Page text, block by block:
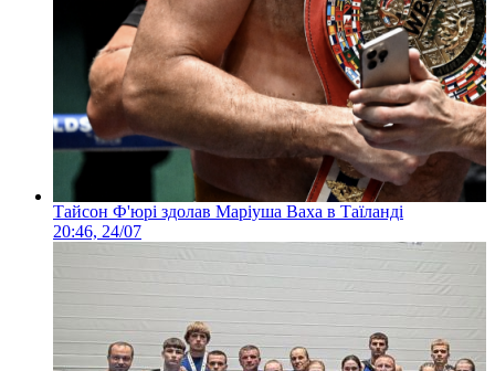
Тайсон Ф'юрі здолав Маріуша Ваха в Таїланді
20:46, 24/07